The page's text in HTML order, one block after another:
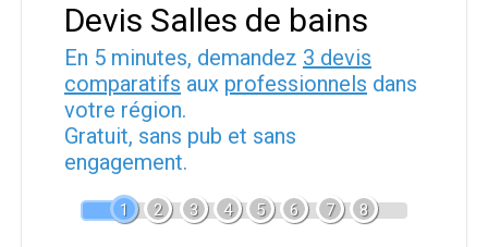
Devis Salles de bains
En 5 minutes, demandez 3 devis
comparatifs aux professionnels dans
votre région.
Gratuit, sans pub et sans
engagement.
1 2 3 4 5 6 7 8